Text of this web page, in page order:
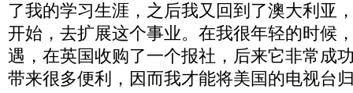
了我的学习生涯，之后我又回到了澳大利亚
开始，去扩展这个事业。在我很年轻的时候
遇，在英国收购了一个报社，后来它非常成
带来很多便利，因而我才能将美国的电视台